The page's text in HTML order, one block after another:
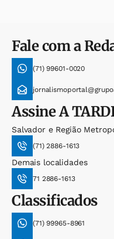
Fale com a
(71) 99601-0020
AssineA
Salvador e Região
(71) 2886-1613
Demais localidades
71 2886-1613
Classificados
(71) 99965-8961